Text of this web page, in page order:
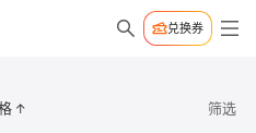
兑换券
↑ 筛选